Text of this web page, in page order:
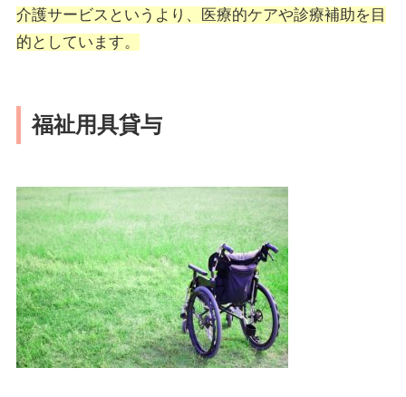
介護サービスというより、医療的ケアや診療補助を目
的としています。
福祉用具貸与